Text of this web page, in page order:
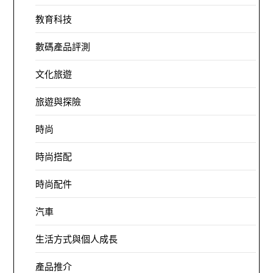
教育科技
數碼產品評測
文化旅遊
旅遊與探險
時尚
時尚搭配
時尚配件
汽車
生活方式與個人成長
產品推介